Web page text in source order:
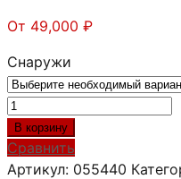
От 49,000 ₽
Снаружи
Количество
товара
АлексДорс
ТЕХНО
В корзину
Сравнить
Артикул: 055440